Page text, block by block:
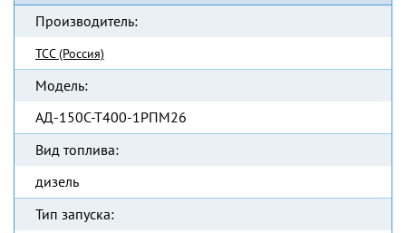
Производитель:
ТСС (Россия)
Модель:
АД-150С-Т400-1РПМ26
Вид топлива:
дизель
Тип запуска: